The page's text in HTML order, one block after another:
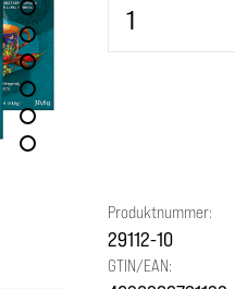
Produktnummer:
29112-10
GTIN/EAN: